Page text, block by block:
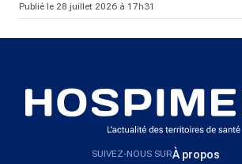
Publié le 28 juillet 2026 à 17h31
SUIVEZ-NOUS SURÀ propos